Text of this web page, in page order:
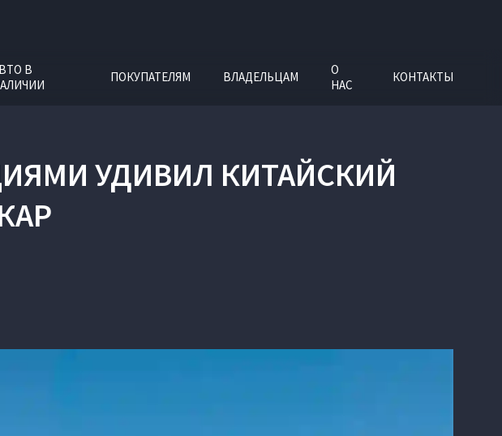
В
ПОКУПАТЕЛЯМ ВЛАДЕЛЬЦАМ
О
НАС
КОНТАКТЫ
УДИВИЛ КИТАЙСКИЙ